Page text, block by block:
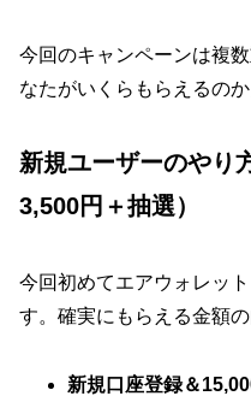
今回のキャンペーンは複
なたがいくらもらえるの
新規ユーザーのやり
3,500円＋抽選）
今回初めてエアウォレッ
す。確実にもらえる金額
新規口座登録＆